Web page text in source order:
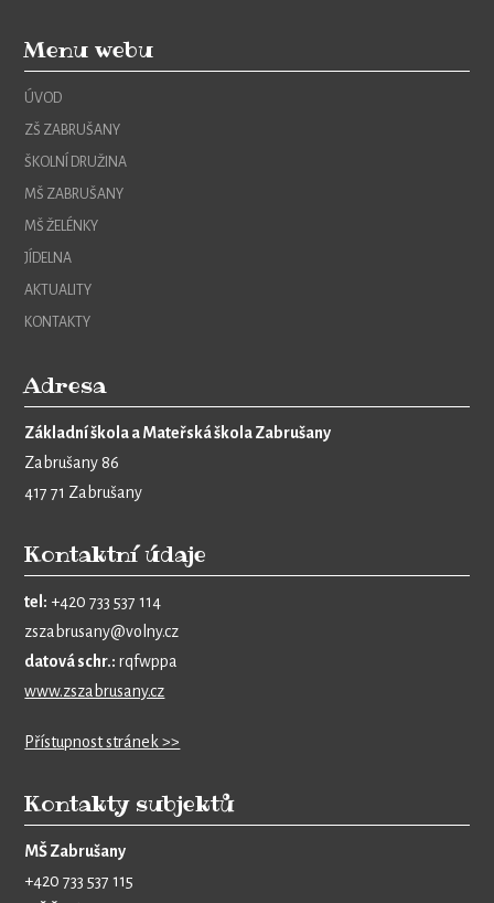
Menu webu
ÚVOD
ZŠ ZABRUŠANY
ŠKOLNÍ DRUŽINA
MŠ ZABRUŠANY
MŠ ŽELÉNKY
JÍDELNA
AKTUALITY
KONTAKTY
Adresa
Základní škola a Mateřská škola Zabrušany
Zabrušany 86
417 71 Zabrušany
Kontaktní údaje
tel: +420 733 537 114
zszabrusany@volny.cz
datová schr.: rqfwppa
www.zszabrusany.cz
Přístupnost stránek >>
Kontakty subjektů
MŠ Zabrušany
+420 733 537 115